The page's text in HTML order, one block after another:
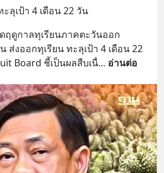
ลุเป้า 4 เดือน 22 วัน
ฤดูกาลทุเรียนภาคตะวันออก
ส่งออกทุเรียน ทะลุเป้า 4 เดือน 22
Board ชี้เป็นผลสืบเนื่... อ่านต่อ